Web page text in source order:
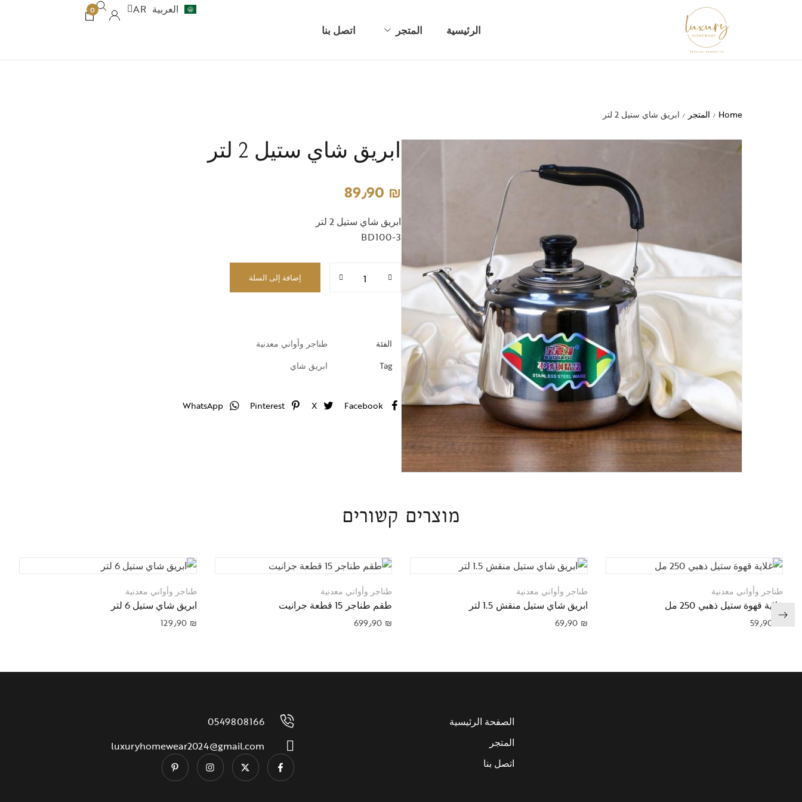
الرئيسية المتجر
تحف وديكور
طناجر وأواني معدنية
معالق شوك وسكاكين
خطوط ضيافة
اتصل بنا
العربية ARעברית HE
0
Home
/ المتجر / ابريق شاي ستيل 2 لتر
ابريق شاي ستيل 2 لتر
89٫90 ₪
ابريق شاي ستيل 2 لتر
BD100-3
إضافة إلى السلة
الفئة
طناجر وأواني معدنية
Tag
ابريق شاي
Facebook
X
Pinterest
WhatsApp
מוצרים קשורים
طناجر وأواني معدنية
غلاية قهوة ستيل ذهبي 250 مل
59٫90
طناجر وأواني معدنية
ابريق شاي ستيل منقش 1.5 لتر
69٫90 ₪
طناجر وأواني معدنية
طقم طناجر 15 قطعة جرانيت
699٫90 ₪
طناجر وأواني معدنية
ابريق شاي ستيل 6 لتر
129٫90 ₪
الصفحة الرئيسية
المتجر
اتصل بنا
0549808166
luxuryhomewear2024@gmail.com